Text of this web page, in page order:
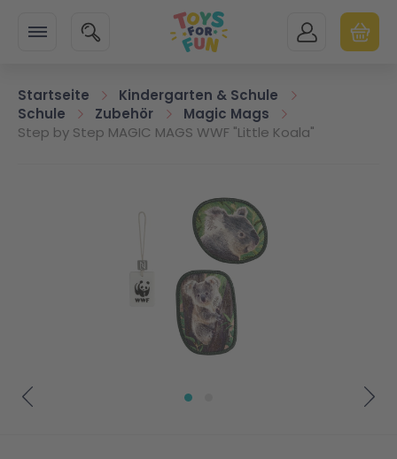
SUCHE MEIN KONTO
Startseite
Kindergarten & Schule
Schule
Zubehör
Magic Mags
Step by Step MAGIC MAGS WWF "Little Koala"